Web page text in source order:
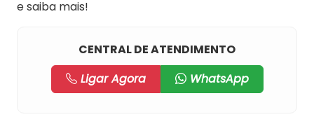
e saiba mais!
CENTRAL DE ATENDIMENTO
Ligar Agora
WhatsApp